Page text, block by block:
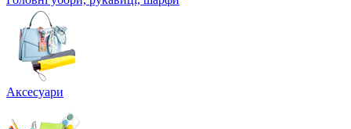
Аксесуари